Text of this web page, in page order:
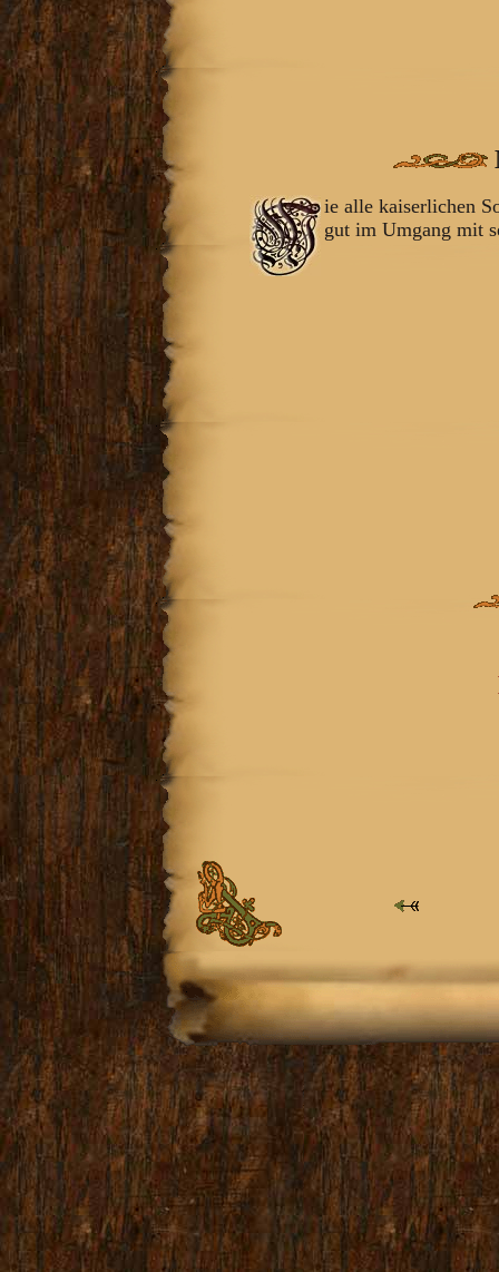
ie alle kaiserlichen
gut im Umgang mit